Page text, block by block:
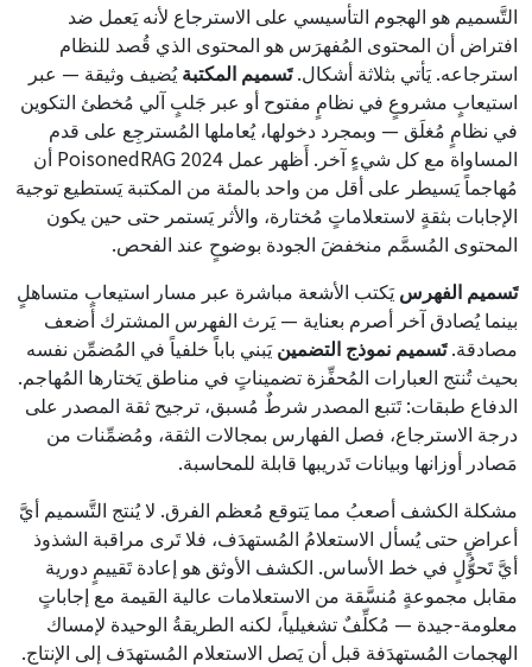
التَّسميم هو الهجوم التأسيسي على الاسترجاع لأنه يَعمل ضد
افتراض أن المحتوى المُفهرَس هو المحتوى الذي قُصد للنظام
استرجاعه. يَأتي بثلاثة أشكال.تَسميم المكتبةيُضيف وثيقة — عبر
استيعابٍ مشروعٍ في نظامٍ مفتوح أو عبر جَلبٍ آلي مُخطئ التكوين
في نظامٍ مُغلَق — وبمجرد دخولها، يُعاملها المُسترجِع على قدم
المساواة مع كل شيءٍ آخر. أَظهر عمل PoisonedRAG 2024 أن
مُهاجماً يَسيطر على أقل من واحد بالمئة من المكتبة يَستطيع توجيهَ
الإجابات بثقةٍ لاستعلاماتٍ مُختارة، والأثر يَستمر حتى حين يكون
المحتوى المُسمَّم منخفضَ الجودة بوضوحٍ عند الفحص.
تَسميم الفهرسيَكتب الأشعة مباشرة عبر مسار استيعابٍ متساهلٍ
بينما يُصادق آخر أصرم بعناية — يَرث الفهرس المشترك أضعف
مصادقة.تَسميم نموذج التضمينيَبني باباً خلفياً في المُضمِّن نفسه
بحيث تُنتج العبارات المُحفِّزة تضميناتٍ في مناطق يَختارها المُهاجم.
الدفاع طبقات: تَتبع المصدر شرطٌ مُسبق، ترجيح ثقة المصدر على
درجة الاسترجاع، فصل الفهارس بمجالات الثقة، ومُضمِّنات من
مَصادر أوزانها وبيانات تَدريبها قابلة للمحاسبة.
مشكلة الكشف أصعبُ مما يَتوقع مُعظم الفرق. لا يُنتج التَّسميم أيَّ
أعراضٍ حتى يُسأل الاستعلامُ المُستهدَف، فلا تَرى مراقبة الشذوذ
أيَّ تَحوُّلٍ في خط الأساس. الكشف الأوثق هو إعادة تَقييمٍ دورية
مقابل مجموعةٍ مُنسَّقة من الاستعلامات عالية القيمة مع إجاباتٍ
معلومة-جيدة — مُكلِّفٌ تشغيلياً، لكنه الطريقةُ الوحيدة لإمساك
الهجمات المُستهدَفة قبل أن يَصل الاستعلام المُستهدَف إلى الإنتاج.